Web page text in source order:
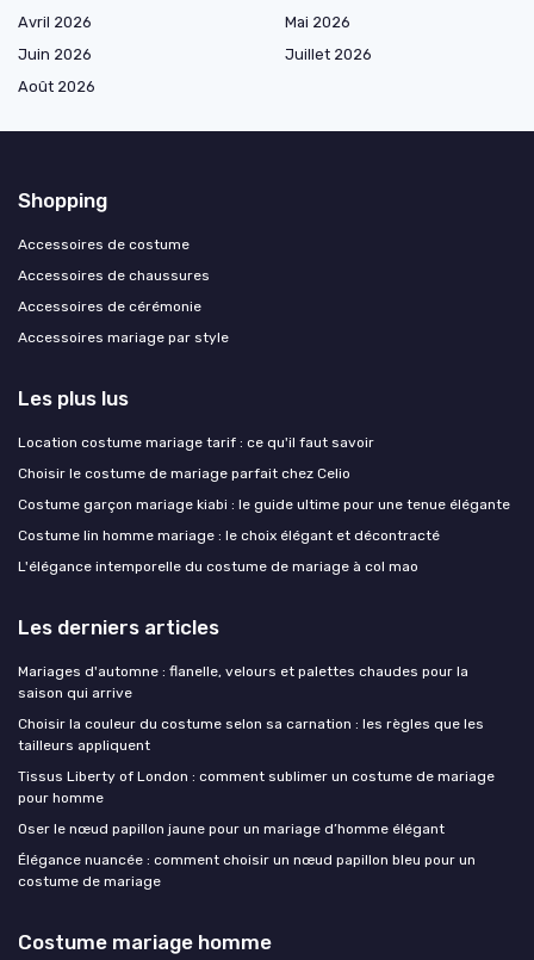
Avril 2026
Mai 2026
Juin 2026
Juillet 2026
Août 2026
Shopping
Accessoires de costume
Accessoires de chaussures
Accessoires de cérémonie
Accessoires mariage par style
Les plus lus
Location costume mariage tarif : ce qu'il faut savoir
Choisir le costume de mariage parfait chez Celio
Costume garçon mariage kiabi : le guide ultime pour une tenue élégante
Costume lin homme mariage : le choix élégant et décontracté
L'élégance intemporelle du costume de mariage à col mao
Les derniers articles
Mariages d'automne : flanelle, velours et palettes chaudes pour la
saison qui arrive
Choisir la couleur du costume selon sa carnation : les règles que les
tailleurs appliquent
Tissus Liberty of London : comment sublimer un costume de mariage
pour homme
Oser le nœud papillon jaune pour un mariage d’homme élégant
Élégance nuancée : comment choisir un nœud papillon bleu pour un
costume de mariage
Costume mariage homme